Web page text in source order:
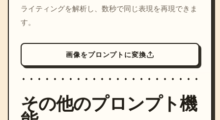
ライティングを解析し、数秒で同じ表現を再現できま
す。
画像をプロンプトに変換
その他のプロンプト機